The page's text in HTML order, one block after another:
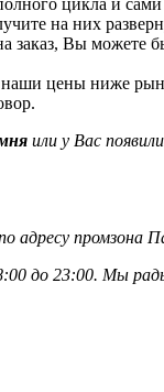
цикла и сами
на них
заказ, Вы можете
наши цены ниже
или у Вас
адресу промзона
до 23:00. Мы